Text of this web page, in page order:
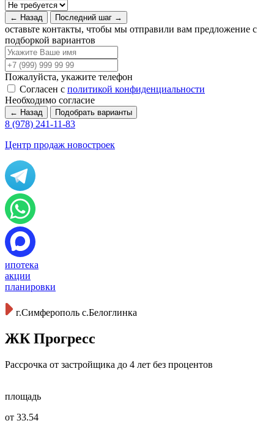
← Назад Последний шаг →
оставьте контакты, чтобы мы отправили вам предложение с
подборкой вариантов
Пожалуйста, укажите телефон
Согласен с политикой конфиденциальности
Необходимо согласие
← Назад Подобрать варианты
8 (978) 241-11-83
Центр продаж новостроек
ипотека
акции
планировки
г.Симферополь с.Белоглинка
ЖК Прогресс
Рассрочка от застройщика до 4 лет без процентов
площадь
от 33.54